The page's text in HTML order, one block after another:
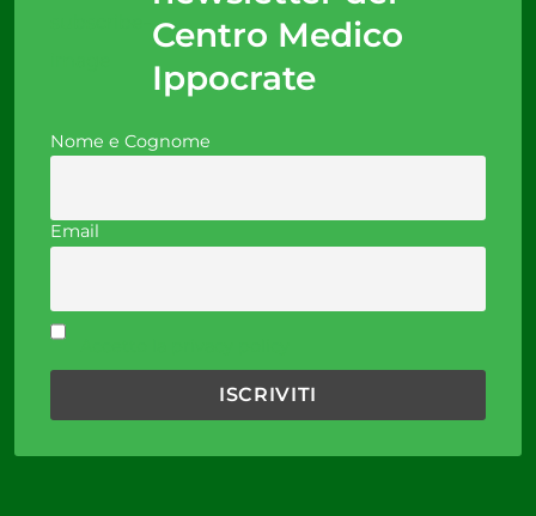
Centro Medico
Ippocrate
Nome e Cognome
Email